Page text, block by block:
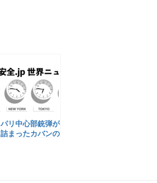
パリ中心部銃弾が
詰まったカバンの